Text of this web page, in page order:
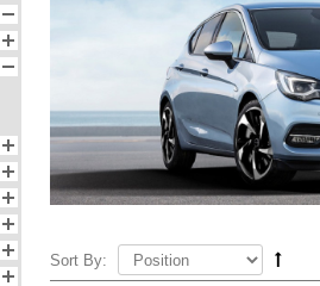
Sort By: